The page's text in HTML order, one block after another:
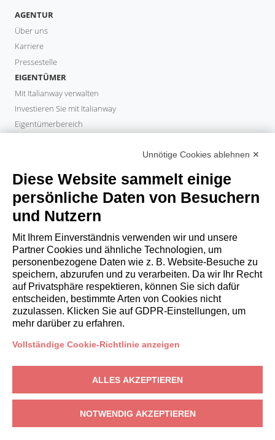
AGENTUR
Über uns
Karriere
Pressestelle
EIGENTÜMER
Mit Italianway verwalten
Investieren Sie mit Italianway
Eigentümerbereich
Italianway Academy
GÄSTE
Aufenthalt buchen
Langzeitaufenthalte
Gästeerlebnisse
Rabatte fuer gaeste
Bedingungen für Unternehmen
booking@italianway.house
+390286882952
USt-IdNr.: 08839180968 -PMI Innovativa
Datenschutz-Bedingungen-Cookies-Whistleblowing
Unnötige Cookies ablehnen ✕
Diese Website sammelt einige
persönliche Daten von Besuchern
und Nutzern
Mit Ihrem Einverständnis verwenden wir und unsere
Partner Cookies und ähnliche Technologien, um
personenbezogene Daten wie z. B. Website-Besuche zu
speichern, abzurufen und zu verarbeiten. Da wir Ihr Recht
auf Privatsphäre respektieren, können Sie sich dafür
entscheiden, bestimmte Arten von Cookies nicht
zuzulassen. Klicken Sie auf GDPR-Einstellungen, um
mehr darüber zu erfahren.
Vollständige Cookie-Richtlinie anzeigen
ALLES AKZEPTIEREN
NOTWENDIG AKZEPTIEREN